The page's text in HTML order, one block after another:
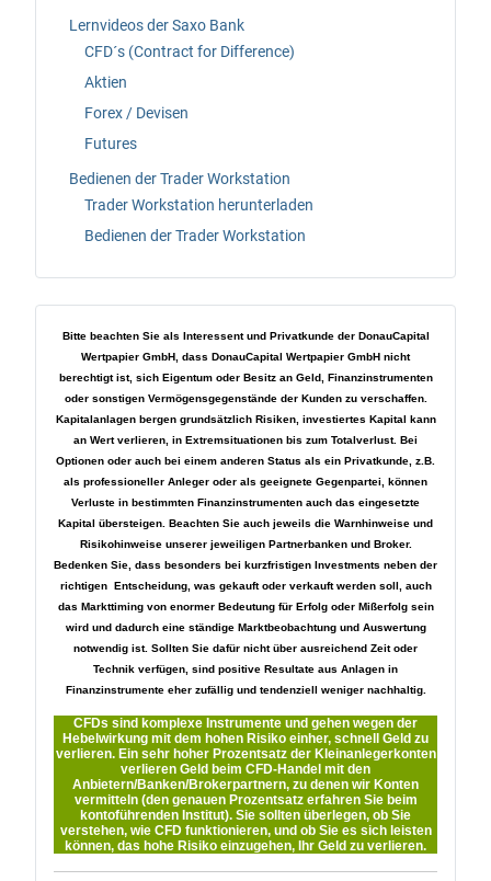
Lernvideos der Saxo Bank
CFD´s (Contract for Difference)
Aktien
Forex / Devisen
Futures
Bedienen der Trader Workstation
Trader Workstation herunterladen
Bedienen der Trader Workstation
Bitte beachten Sie als Interessent und Privatkunde der DonauCapital
Wertpapier GmbH, dass DonauCapital Wertpapier GmbH nicht
berechtigt ist, sich Eigentum oder Besitz an Geld, Finanzinstrumenten
oder sonstigen Vermögensgegenstände der Kunden zu verschaffen.
Kapitalanlagen bergen grundsätzlich Risiken, investiertes Kapital kann
an Wert verlieren, in Extremsituationen bis zum Totalverlust. Bei
Optionen oder auch bei einem anderen Status als ein Privatkunde, z.B.
als professioneller Anleger oder als geeignete Gegenpartei, können
Verluste in bestimmten Finanzinstrumenten auch das eingesetzte
Kapital übersteigen. Beachten Sie auch jeweils die Warnhinweise und
Risikohinweise unserer jeweiligen Partnerbanken und Broker.
Bedenken Sie, dass besonders bei kurzfristigen Investments neben der
richtigen Entscheidung, was gekauft oder verkauft werden soll, auch
das Markttiming von enormer Bedeutung für Erfolg oder Mißerfolg sein
wird und dadurch eine ständige Marktbeobachtung und Auswertung
notwendig ist. Sollten Sie dafür nicht über ausreichend Zeit oder
Technik verfügen, sind positive Resultate aus Anlagen in
Finanzinstrumente eher zufällig und tendenziell weniger nachhaltig.
CFDs sind komplexe Instrumente und gehen wegen der
Hebelwirkung mit dem hohen Risiko einher, schnell Geld zu
verlieren. Ein sehr hoher Prozentsatz der Kleinanlegerkonten
verlieren Geld beim CFD-Handel mit den
Anbietern/Banken/Brokerpartnern, zu denen wir Konten
vermitteln (den genauen Prozentsatz erfahren Sie beim
kontoführenden Institut). Sie sollten überlegen, ob Sie
verstehen, wie CFD funktionieren, und ob Sie es sich leisten
können, das hohe Risiko einzugehen, Ihr Geld zu verlieren.